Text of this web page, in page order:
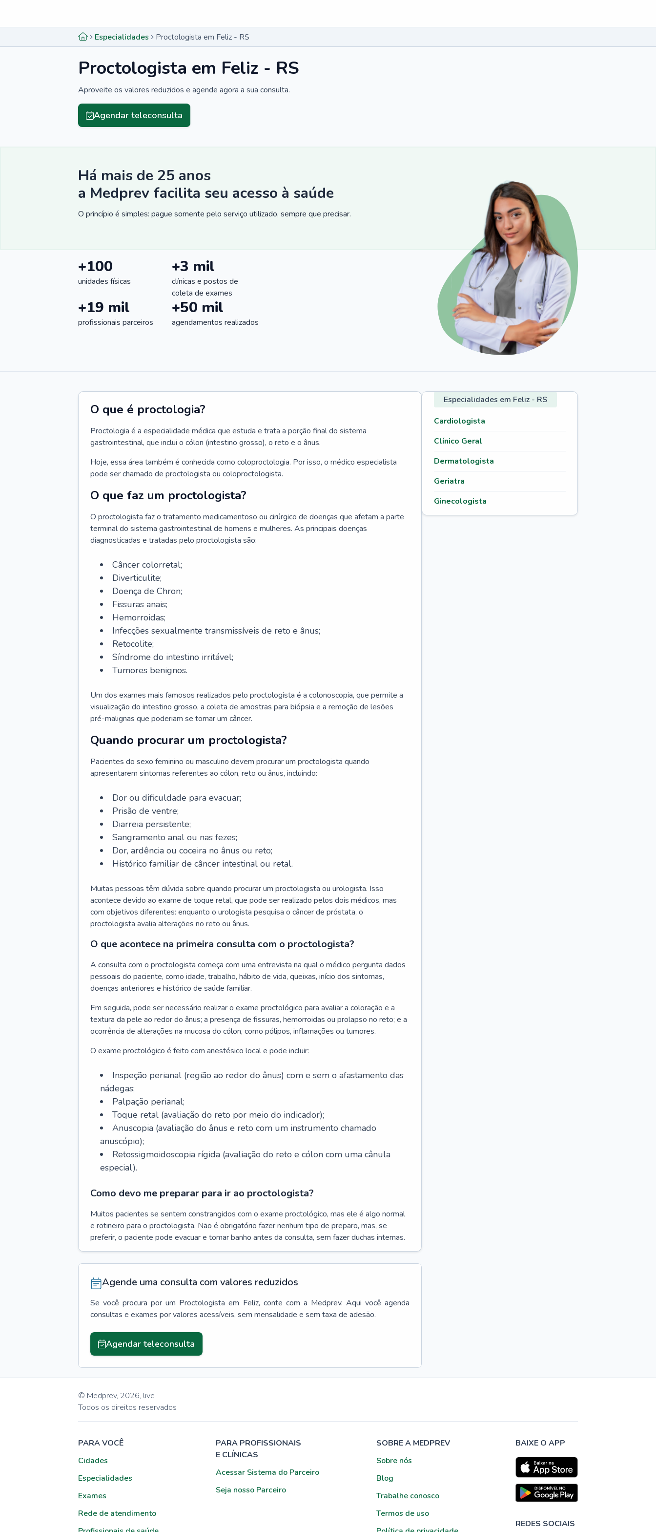
Especialidades Proctologista em Feliz - RS
Proctologista em Feliz - RS
Aproveite os valores reduzidos e agende agora a sua consulta.
Agendar teleconsulta
Há mais de 25 anos
a Medprev facilita seu acesso à saúde
O princípio é simples: pague somente pelo serviço utilizado, sempre que precisar.
+100
unidades físicas
+3 mil
clínicas e postos de
coleta de exames
+19 mil
profissionais parceiros
+50 mil
agendamentos realizados
O que é proctologia?
Proctologia é a especialidade médica que estuda e trata a porção final do sistema
gastrointestinal, que inclui o cólon (intestino grosso), o reto e o ânus.
Hoje, essa área também é conhecida como coloproctologia. Por isso, o médico especialista
pode ser chamado de proctologista ou coloproctologista.
O que faz um proctologista?
O proctologista faz o tratamento medicamentoso ou cirúrgico de doenças que afetam a parte
terminal do sistema gastrointestinal de homens e mulheres. As principais doenças
diagnosticadas e tratadas pelo proctologista são:
Câncer colorretal;
Diverticulite;
Doença de Chron;
Fissuras anais;
Hemorroidas;
Infecções sexualmente transmissíveis de reto e ânus;
Retocolite;
Síndrome do intestino irritável;
Tumores benignos.
Um dos exames mais famosos realizados pelo proctologista é a colonoscopia, que permite a
visualização do intestino grosso, a coleta de amostras para biópsia e a remoção de lesões
pré-malignas que poderiam se tornar um câncer.
Quando procurar um proctologista?
Pacientes do sexo feminino ou masculino devem procurar um proctologista quando
apresentarem sintomas referentes ao cólon, reto ou ânus, incluindo:
Dor ou dificuldade para evacuar;
Prisão de ventre;
Diarreia persistente;
Sangramento anal ou nas fezes;
Dor, ardência ou coceira no ânus ou reto;
Histórico familiar de câncer intestinal ou retal.
Muitas pessoas têm dúvida sobre quando procurar um proctologista ou urologista. Isso
acontece devido ao exame de toque retal, que pode ser realizado pelos dois médicos, mas
com objetivos diferentes: enquanto o urologista pesquisa o câncer de próstata, o
proctologista avalia alterações no reto ou ânus.
O que acontece na primeira consulta com o proctologista?
A consulta com o proctologista começa com uma entrevista na qual o médico pergunta dados
pessoais do paciente, como idade, trabalho, hábito de vida, queixas, início dos sintomas,
doenças anteriores e histórico de saúde familiar.
Em seguida, pode ser necessário realizar o exame proctológico para avaliar a coloração e a
textura da pele ao redor do ânus; a presença de fissuras, hemorroidas ou prolapso no reto; e a
ocorrência de alterações na mucosa do cólon, como pólipos, inflamações ou tumores.
O exame proctológico é feito com anestésico local e pode incluir:
Inspeção perianal (região ao redor do ânus) com e sem o afastamento das
nádegas;
Palpação perianal;
Toque retal (avaliação do reto por meio do indicador);
Anuscopia (avaliação do ânus e reto com um instrumento chamado
anuscópio);
Retossigmoidoscopia rígida (avaliação do reto e cólon com uma cânula
especial).
Como devo me preparar para ir ao proctologista?
Muitos pacientes se sentem constrangidos com o exame proctológico, mas ele é algo normal
e rotineiro para o proctologista. Não é obrigatório fazer nenhum tipo de preparo, mas, se
preferir, o paciente pode evacuar e tomar banho antes da consulta, sem fazer duchas internas.
Agende uma consulta com valores reduzidos
Se você procura por um Proctologista em Feliz, conte com a Medprev. Aqui você agenda
consultas e exames por valores acessíveis, sem mensalidade e sem taxa de adesão.
Agendar teleconsulta
Especialidades em Feliz - RS
Cardiologista
Clínico Geral
Dermatologista
Geriatra
Ginecologista
© Medprev, 2026, live
Todos os direitos reservados
PARA VOCÊ
Cidades
Especialidades
Exames
Rede de atendimento
PARA PROFISSIONAIS
E CLÍNICAS
Acessar Sistema do Parceiro
Seja nosso Parceiro
SOBRE A MEDPREV
Sobre nós
Blog
Trabalhe conosco
Termos de uso
BAIXE O APP
REDES SOCIAIS